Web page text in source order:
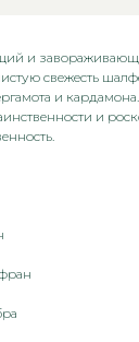
и
свежесть
и
и